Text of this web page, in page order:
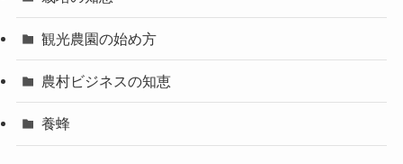
観光農園の始め方
農村ビジネスの知恵
養蜂